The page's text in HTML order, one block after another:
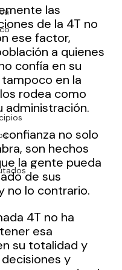
las
de la 4T no
ese factor,
a quienes
confía en su
en la
rodea como
administración.
no solo
son hechos
la gente pueda
de sus
no lo contrario.
4T no ha
esa
su totalidad y
y